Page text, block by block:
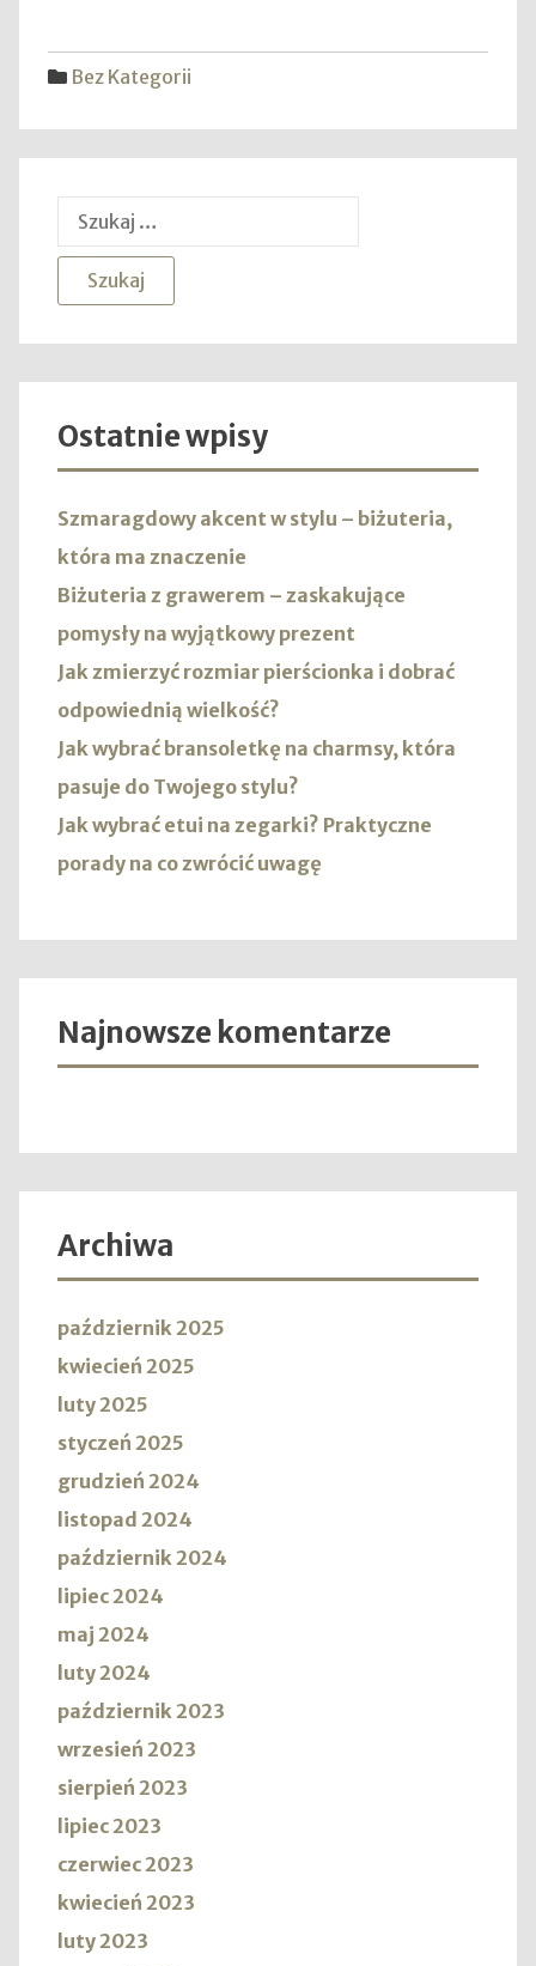
Bez Kategorii
Szukaj:
Ostatnie wpisy
Szmaragdowy akcent w stylu – biżuteria,
która ma znaczenie
Biżuteria z grawerem – zaskakujące
pomysły na wyjątkowy prezent
Jak zmierzyć rozmiar pierścionka i dobrać
odpowiednią wielkość?
Jak wybrać bransoletkę na charmsy, która
pasuje do Twojego stylu?
Jak wybrać etui na zegarki? Praktyczne
porady na co zwrócić uwagę
Najnowsze komentarze
Archiwa
październik 2025
kwiecień 2025
luty 2025
styczeń 2025
grudzień 2024
listopad 2024
październik 2024
lipiec 2024
maj 2024
luty 2024
październik 2023
wrzesień 2023
sierpień 2023
lipiec 2023
czerwiec 2023
kwiecień 2023
luty 2023